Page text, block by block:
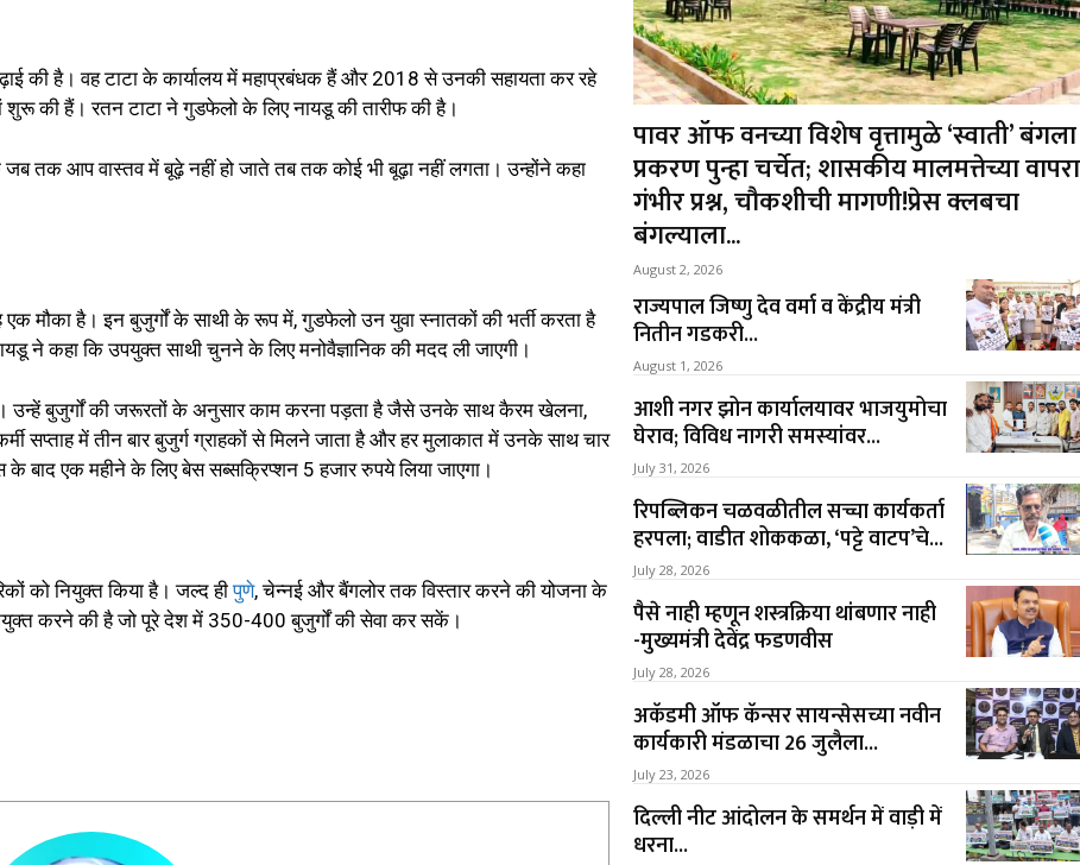
की है। वह टाटा के कार्यालय में महाप्रबंधक हैं और 2018 से उनकी सहायता कर रहे
की हैं। रतन टाटा ने गुडफेलो के लिए नायडू की तारीफ की है।
जब तक आप वास्तव में बूढ़े नहीं हो जाते तब तक कोई भी बूढ़ा नहीं लगता। उन्होंने कहा
मौका है। इन बुजुर्गों के साथी के रूप में, गुडफेलो उन युवा स्नातकों की भर्ती करता है
ने कहा कि उपयुक्त साथी चुनने के लिए मनोवैज्ञानिक की मदद ली जाएगी।
उन्हें बुजुर्गों की जरूरतों के अनुसार काम करना पड़ता है जैसे उनके साथ कैरम खेलना,
सप्ताह में तीन बार बुजुर्ग ग्राहकों से मिलने जाता है और हर मुलाकात में उनके साथ चार
के बाद एक महीने के लिए बेस सब्सक्रिप्शन 5 हजार रुपये लिया जाएगा।
को नियुक्त किया है। जल्द हीपुणे, चेन्नई और बैंगलोर तक विस्तार करने की योजना के
करने की है जो पूरे देश में 350-400 बुजुर्गों की सेवा कर सकें।
पावर ऑफ वनच्या विशेष वृत्तामुळे ‘स्वाती’ बंगला
प्रकरण पुन्हा चर्चेत; शासकीय मालमत्तेच्या
गंभीर प्रश्न, चौकशीची मागणी!प्रेस क्लबचा
बंगल्याला...
August 2, 2026
राज्यपाल जिष्णु देव वर्मा व केंद्रीय मंत्री
नितीन गडकरी...
August 1, 2026
आशी नगर झोन कार्यालयावर भाजयुमोचा
घेराव; विविध नागरी समस्यांवर...
July 31, 2026
रिपब्लिकन चळवळीतील सच्चा कार्यकर्ता
हरपला; वाडीत शोककळा, ‘पट्टे वाटप’चे...
July 28, 2026
पैसे नाही म्हणून शस्त्रक्रिया थांबणार नाही
-मुख्यमंत्री देवेंद्र फडणवीस
July 28, 2026
अकॅडमी ऑफ कॅन्सर सायन्सेसच्या नवीन
कार्यकारी मंडळाचा 26 जुलैला...
July 23, 2026
दिल्ली नीट आंदोलन के समर्थन में वाड़ी में
धरना...